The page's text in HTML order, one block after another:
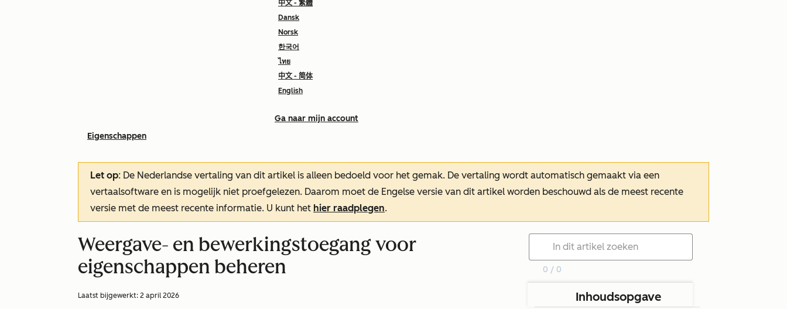
中文 - 繁體
Dansk
Norsk
한국어
ไทย
中文 - 简体
English
Ga naar mijn account
Eigenschappen
Let op: De Nederlandse vertaling van dit artikel is alleen bedoeld voor het gemak. De vertaling wordt automatisch gemaakt via een
vertaalsoftware en is mogelijk niet proefgelezen. Daarom moet de Engelse versie van dit artikel worden beschouwd als de meest recente
versie met de meest recente informatie. U kunt het hier raadplegen.
Weergave- en bewerkingstoegang voor
eigenschappen beheren
Laatst bijgewerkt: 2 april 2026
0 / 0
Inhoudsopgave